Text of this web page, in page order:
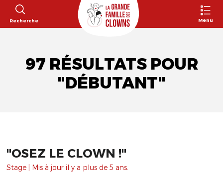
Recherche Menu
97 RÉSULTATS POUR
"DÉBUTANT"
"OSEZ LE CLOWN !"
Stage | Mis à jour il y a plus de 5 ans.